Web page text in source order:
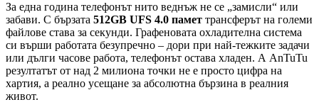
За една година телефонът нито веднъж не се „замисли“ или
забави. С бързата 512GB UFS 4.0 памет трансферът на големи
файлове става за секунди. Графеновата охладителна система
си върши работата безупречно – дори при най-тежките задачи
или дълги часове работа, телефонът остава хладен. А AnTuTu
резултатът от над 2 милиона точки не е просто цифра на
хартия, а реално усещане за абсолютна бързина в реалния
живот.